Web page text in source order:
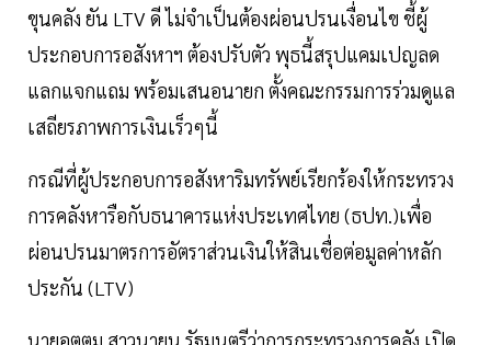
ขุนคลัง ยัน LTV ดี ไม่จำเป็นต้องผ่อนปรนเงื่อนไข ชี้ผู้
ประกอบการอสังหาฯ ต้องปรับตัว พุธนี้สรุปแคมเปญลด
แลกแจกแถม พร้อมเสนอนายก ตั้งคณะกรรมการร่วมดูแล
เสถียรภาพการเงินเร็วๆนี้
กรณีที่ผู้ประกอบการอสังหาริมทรัพย์เรียกร้องให้กระทรวง
การคลังหารือกับธนาคารแห่งประเทศไทย (ธปท.)เพื่อ
ผ่อนปรนมาตรการอัตราส่วนเงินให้สินเชื่อต่อมูลค่าหลัก
ประกัน (LTV)